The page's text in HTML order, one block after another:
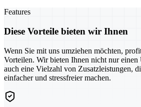
Features
Diese Vorteile bieten wir Ihnen
Wenn Sie mit uns umziehen möchten,
Vorteilen. Wir bieten Ihnen nicht nur einen
auch eine Vielzahl von Zusatzleistungen,
einfacher und stressfreier machen.